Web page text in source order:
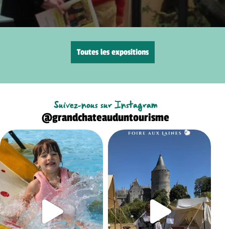
Toutes les expositions
Suivez-nous sur Instagram
@grandchateauduntourisme